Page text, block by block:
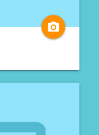
camera_alt